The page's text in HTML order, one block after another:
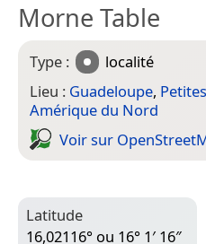
Morne Table
Type :
localité
Lieu : Guadeloupe,
Amérique du Nord
Voir sur
Latitude
16,02116° ou 16° 1′ 16″